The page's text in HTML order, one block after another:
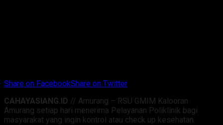
Share on FacebookShare on Twitter
CAHAYASIANG.ID // Amurang – RSU GMIM Kalooran
Amurang setiap hari menerima Pelayanan Poliklinik bagi
masyarakat yang ingin kontrol atau check up kesehatan.